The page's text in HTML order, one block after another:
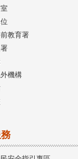
教育署
機構